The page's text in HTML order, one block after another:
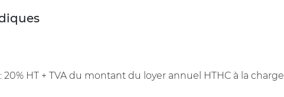
HT + TVA du montant du loyer annuel HTHC à la charge